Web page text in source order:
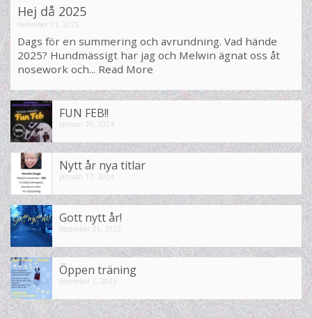
Hej då 2025
december 31, 2025
Dags för en summering och avrundning. Vad hände
2025? Hundmässigt har jag och Melwin ägnat oss åt
nosework och... Read More
FUN FEB!!
januari 29, 2024
Nytt år nya titlar
januari 17, 2024
Gott nytt år!
december 31, 2022
Öppen träning
december 2, 2022